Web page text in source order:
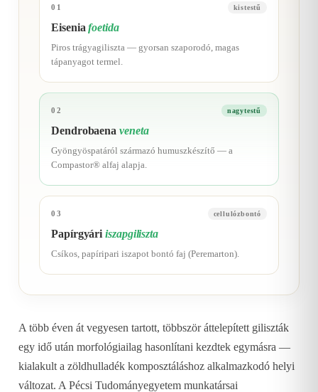
01 kistestű
Eiseniafoetida
Piros trágyagiliszta — gyorsan szaporodó, magas
tápanyagot termel.
02 nagytestű
Dendrobaenaveneta
Gyöngyöspatáról származó humuszkészítő — a
Compastor® alfaj alapja.
03 cellulózbontó
Papírgyáriiszapgiliszta
Csíkos, papíripari iszapot bontó faj (Peremarton).
A több éven át vegyesen tartott, többször áttelepített giliszták
egy idő után morfológiailag hasonlítani kezdtek egymásra —
kialakult a zöldhulladék komposztáláshoz alkalmazkodó helyi
változat. A Pécsi Tudományegyetem munkatársai